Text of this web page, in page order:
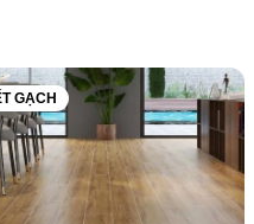
cần lưu ý khi lát
lát, trải gạch lên diện tích
sai lệch về màu sắc (nếu
để giữ cho gạch và đường
lát. Sau khi lát xong
GẠCH